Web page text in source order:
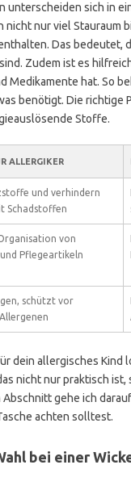
unterscheiden sich in
nicht nur viel Stauraum
Das bedeutet,
Zudem ist es
Medikamente hat. So
benötigt. Die
Stoffe.
ALLERGIKER
und verhindern
Schadstoffen
von
Pflegeartikeln
schützt vor
dein allergisches Kind
nicht nur praktisch
gehe ich
achten solltest.
bei einer